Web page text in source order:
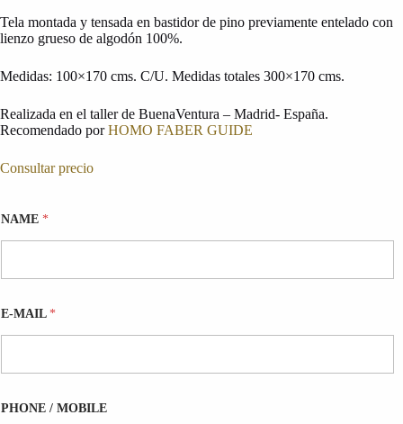
Tela montada y tensada en bastidor de pino previamente entelado con
lienzo grueso de algodón 100%.
Medidas: 100×170 cms. C/U. Medidas totales 300×170 cms.
Realizada en el taller de BuenaVentura – Madrid- España.
Recomendado porHOMO FABER GUIDE
Consultar precio
NAME *
E-MAIL *
e
PHONE / MOBILE